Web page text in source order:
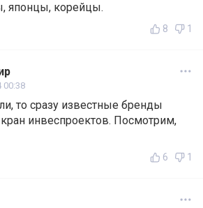
японцы, корейцы.
8 1
00:38
то сразу известные бренды
инвеспроектов. Посмотрим,
6 1